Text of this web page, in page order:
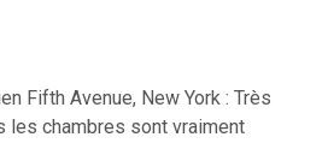
Fifth Avenue, New York : Très
les chambres sont vraiment